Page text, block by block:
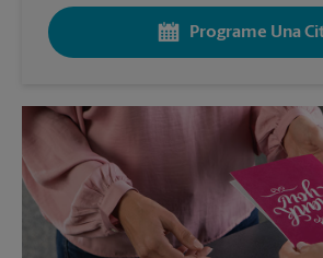
Programe Una